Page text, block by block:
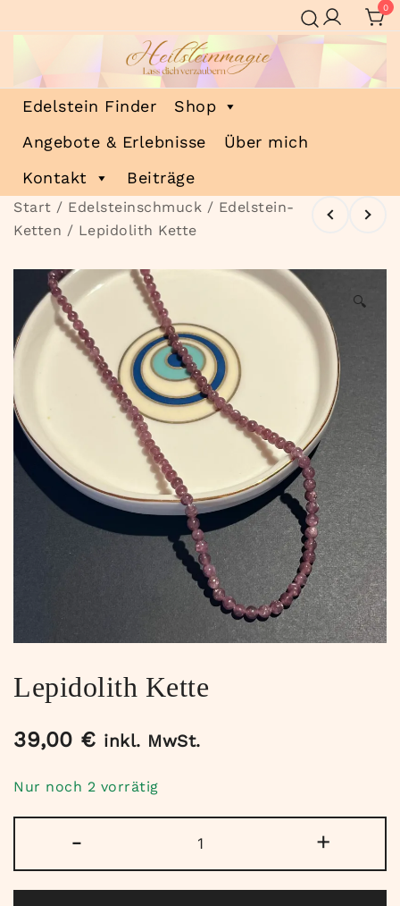
Inhalt
0
Heilsteinmagie
Lass dich verzaubern
Edelstein Finder
Shop
Angebote & Erlebnisse
Über mich
Kontakt
Beiträge
Start / Edelsteinschmuck / Edelstein-
Ketten / Lepidolith Kette
🔍
Lepidolith Kette
39,00 € inkl. MwSt.
Nur noch 2 vorrätig
-
Kette
Menge
+